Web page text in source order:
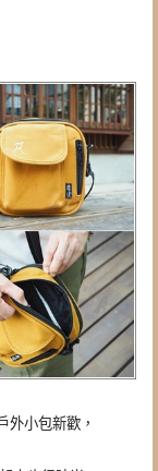
外小包新歡，